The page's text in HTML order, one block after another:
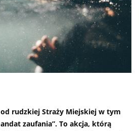
od rudzkiej Straży Miejskiej w tym
zaufania”. To akcja, którą